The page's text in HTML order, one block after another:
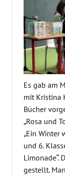
Es gab am
mit Kristina
Bücher
„Rosa und
„Ein Winter
und 6.
Limonade“.
gestellt.